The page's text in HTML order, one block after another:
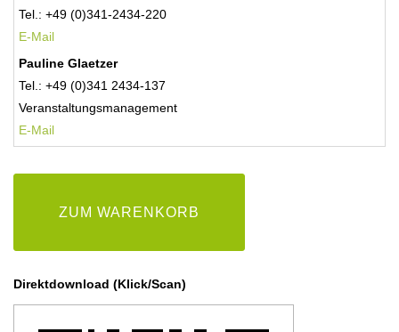
Tel.: +49 (0)341-2434-220
E-Mail
Pauline Glaetzer
Tel.: +49 (0)341 2434-137
Veranstaltungsmanagement
E-Mail
ZUM WARENKORB
Direktdownload (Klick/Scan)